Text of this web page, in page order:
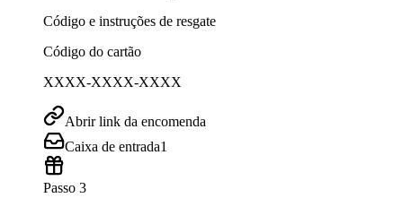
Código e instruções de resgate
Código do cartão
XXXX-XXXX-XXXX
Abrir link da encomenda
Caixa de entrada1
Passo 3